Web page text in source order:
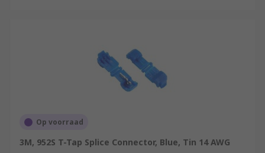
Op voorraad
3M, 952S T-Tap Splice Connector, Blue, Tin 14 AWG